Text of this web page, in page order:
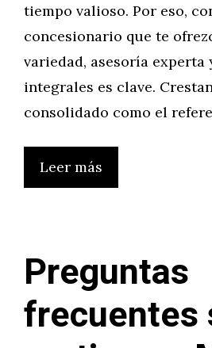
tiempo valioso. Por eso,
concesionario que te
variedad, asesoría experta
integrales es clave.
consolidado como el
Leer más
Preguntas
frecuentes